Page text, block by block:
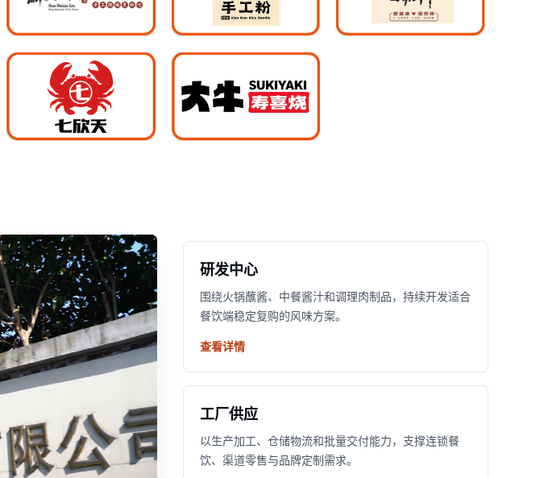
研发中心
围绕火锅蘸酱、中餐酱汁和调理肉制品，持续开发适合
餐饮端稳定复购的风味方案。
查看详情
工厂供应
以生产加工、仓储物流和批量交付能力，支撑连锁餐
饮、渠道零售与品牌定制需求。